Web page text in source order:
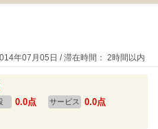
年07月05日 / 滞在時間： 2時間以内
0.0点 サービス 0.0点